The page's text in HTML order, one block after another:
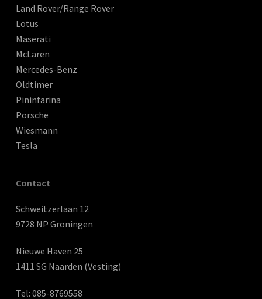
Land Rover/Range Rover
Lotus
Maserati
McLaren
Mercedes-Benz
Oldtimer
Pininfarina
Porsche
Wiesmann
Tesla
Contact
Schweitzerlaan 12
9728 NP Groningen
Nieuwe Haven 25
1411 SG Naarden (Vesting)
Tel: 085-8769558